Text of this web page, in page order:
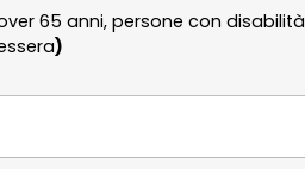
65 anni, persone con
)